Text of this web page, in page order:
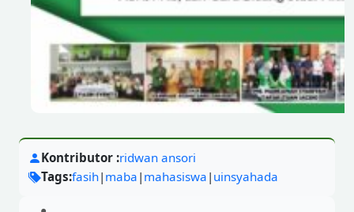
Kontributor :ridwan ansori
Tags:fasih| maba | mahasiswa | uinsyahada